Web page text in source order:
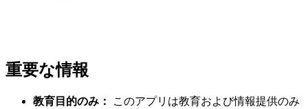
重要な情報
教育目的のみ：
このアプリは教育および情報提供のみ